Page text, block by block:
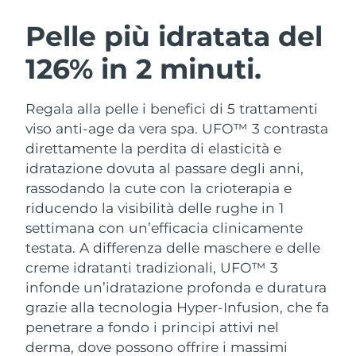
Pelle più idratata del
126% in 2 minuti.
Regala alla pelle i benefici di 5 trattamenti
viso anti-age da vera spa. UFO™ 3 contrasta
direttamente la perdita di elasticità e
idratazione dovuta al passare degli anni,
rassodando la cute con la crioterapia e
riducendo la visibilità delle rughe in 1
settimana con un’efficacia clinicamente
testata. A differenza delle maschere e delle
creme idratanti tradizionali, UFO™ 3
infonde un’idratazione profonda e duratura
grazie alla tecnologia Hyper-Infusion, che fa
penetrare a fondo i principi attivi nel
derma, dove possono offrire i massimi
LUNA™ 4 pacchetto
Anti-aging massage
LUNA™ 4 Plus
Massage, LED heating
LUNA™ 4 Men
For men, anti-aging massage
BEAR™ 2 pacchetto
Microcurrent toning
BEAR™ 2 go
Microcurrent toning on-the-go
BEAR™ 2 eyes & lips
Microcurrent line smoothing device
Idratazione
UFO™ 3 pacchetto
Deep facial hydration
UFO™ 3 LED
Near-infrared and red light therapy
device
Igiene orale
issa™ 4
Hybrid silicone sonic toothbrush
issa™ 4 plus
Smart hybrid silicone sonic toothbrush
TRATTAMENTI ANTI-AGE FAQ™
Anti-age Trattamenti LED
NEW
Austria Consegna stimata8/8/26
Bahrein Consegna stimata
Belgio
Bermuda Consegna stimata 8/14/26
Bosnia ed
Erzegovina
Consegna stimata
Brunei Consegna stimata8/13/26
Bulgaria Consegna stimata
Canada Consegna stimata8/12/26
Cile Consegna stimata